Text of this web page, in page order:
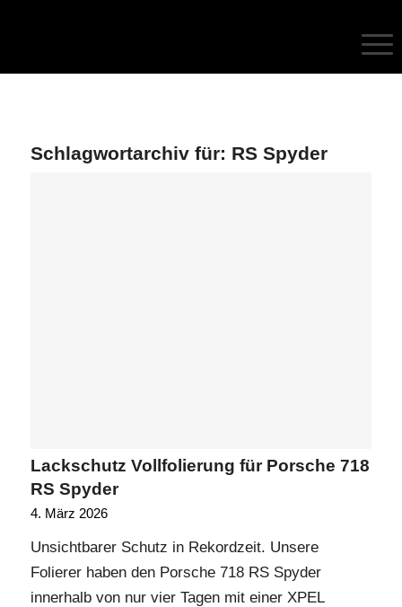
Schlagwortarchiv für: RS Spyder
Lackschutz Vollfolierung für Porsche 718
RS Spyder
4. März 2026
Unsichtbarer Schutz in Rekordzeit. Unsere
Folierer haben den Porsche 718 RS Spyder
innerhalb von nur vier Tagen mit einer XPEL